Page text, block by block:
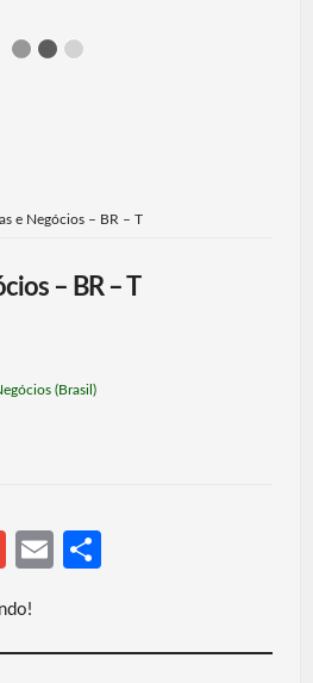
e Negócios – BR – T
– BR – T
(Brasil)
G
ail
E
e